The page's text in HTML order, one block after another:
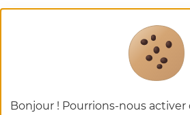
Bonjour ! Pourrions-nous activer